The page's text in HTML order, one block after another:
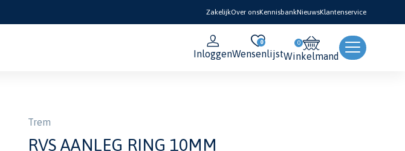
ZakelijkOver onsKennisbankNieuwsKlantenservice
Inloggen
0
WensenlijstWinkelmand
Trem
RVS AANLEG RING 10MM